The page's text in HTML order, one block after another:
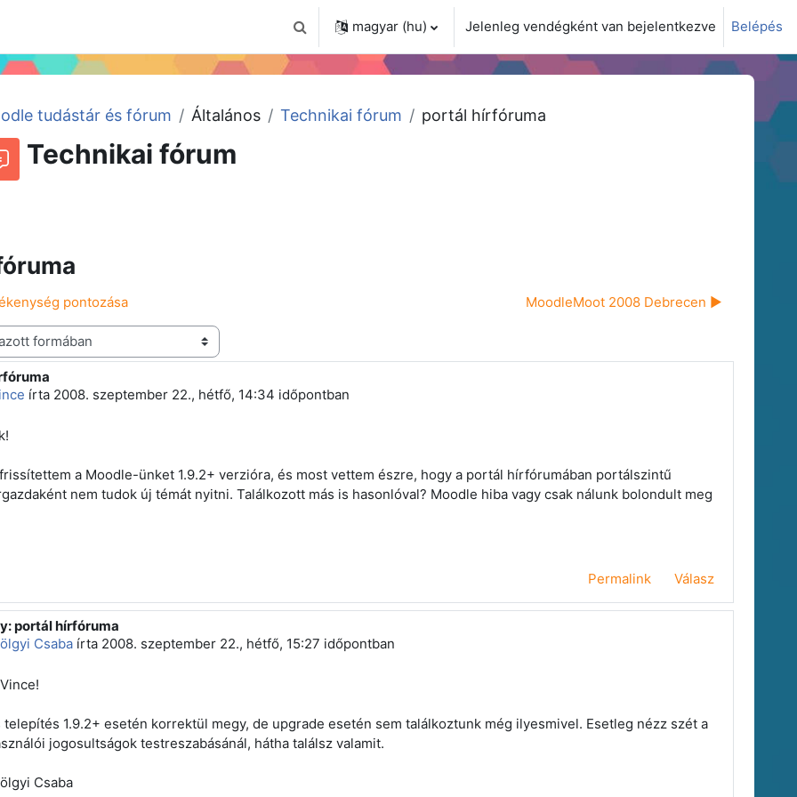
Keresési bemeneti adatok váltása
magyar ‎(hu)‎ Jelenleg vendégként van bejelentkezve Belépés
tudástár és fórum Általános Technikai fórum portál hírfóruma
Technikai fórum
pontozása MoodleMoot 2008 Debrecen ▶︎
írta 2008. szeptember 22., hétfő, 14:34 időpontban
5
a Moodle-ünket 1.9.2+ verzióra, és most vettem észre, hogy a portál hírfórumában portálszintű
nem tudok új témát nyitni. Találkozott más is hasonlóval? Moodle hiba vagy csak nálunk bolondult meg
Permalink
Válasz
erre: Gángó Vince
portál hírfóruma
Csaba írta 2008. szeptember 22., hétfő, 15:27 időpontban
telepítés 1.9.2+ esetén korrektül megy, de upgrade esetén sem találkoztunk még ilyesmivel. Esetleg nézz szét a
jogosultságok testreszabásánál, hátha találsz valamit.
Csaba